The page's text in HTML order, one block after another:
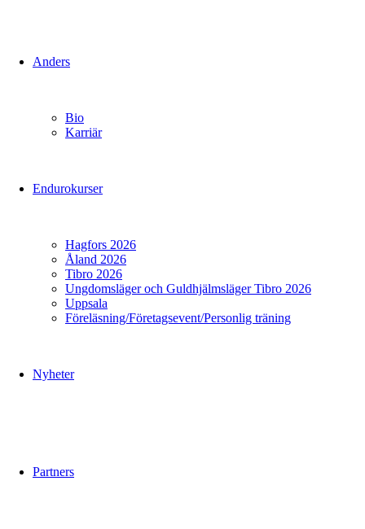
Anders
Bio
Karriär
Endurokurser
Hagfors 2026
Åland 2026
Tibro 2026
Ungdomsläger och Guldhjälmsläger Tibro 2026
Uppsala
Föreläsning/Företagsevent/Personlig träning
Nyheter
Partners